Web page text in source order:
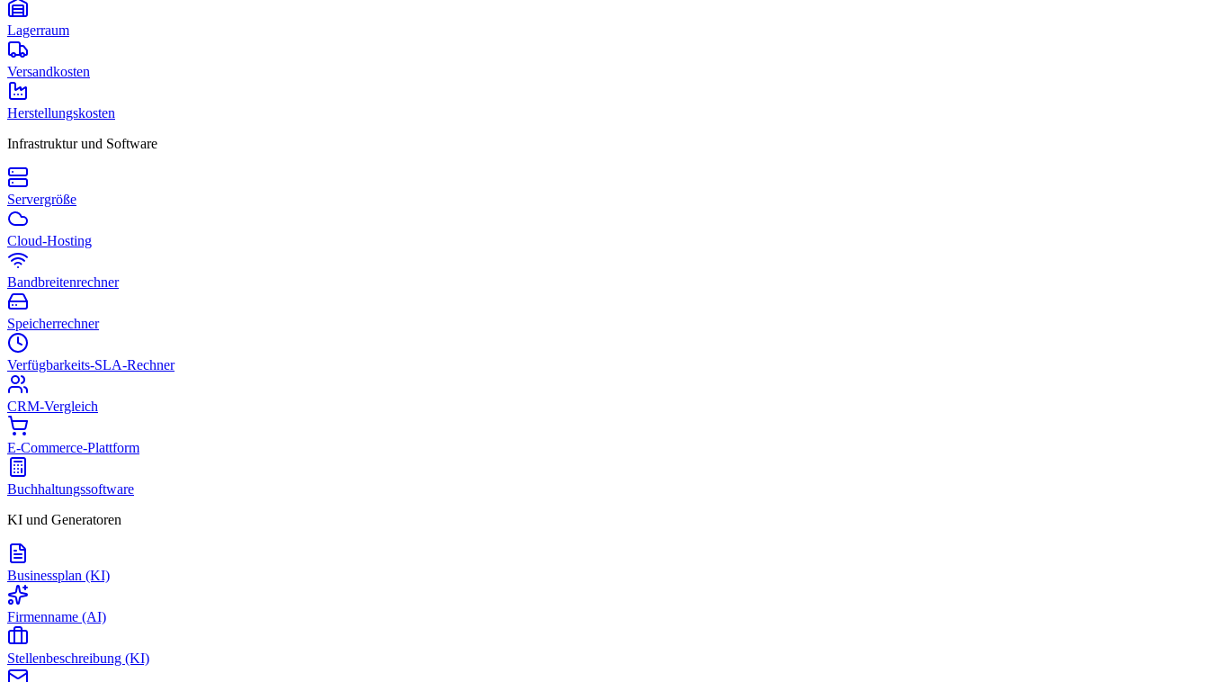
Lagerraum
Versandkosten
Herstellungskosten
Infrastruktur und Software
Servergröße
Cloud-Hosting
Bandbreitenrechner
Speicherrechner
Verfügbarkeits-SLA-Rechner
CRM-Vergleich
E-Commerce-Plattform
Buchhaltungssoftware
KI und Generatoren
Businessplan (KI)
Firmenname (AI)
Stellenbeschreibung (KI)